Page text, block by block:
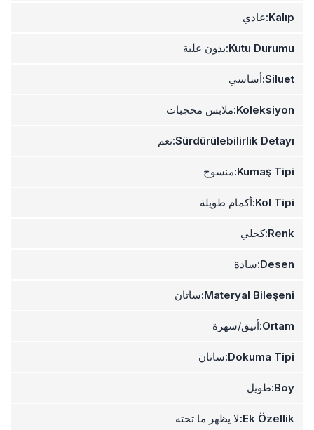
Kalıp: عادي
Kutu Durumu: بدون علبة
Siluet: أساسي
Koleksiyon: ملابس محجبات
Sürdürülebilirlik Detayı: نعم
Kumaş Tipi: منسوج
Kol Tipi: أكمام طويلة
Renk: كحلي
Desen: سادة
Materyal Bileşeni: ساتان
Ortam: أنيق/سهرة
Dokuma Tipi: ساتان
Boy: طويل
Ek Özellik: لا يظهر ما تحته